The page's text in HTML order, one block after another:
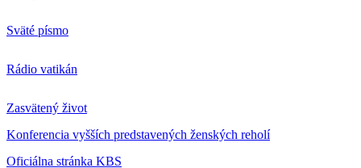
Sväté písmo
Rádio vatikán
Zasvätený život
Konferencia vyšších predstavených ženských reholí
Oficiálna stránka KBS